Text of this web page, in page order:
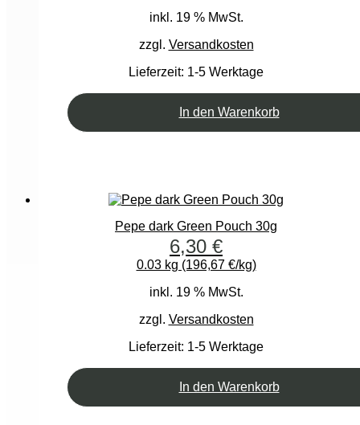
inkl. 19 % MwSt.
zzgl. Versandkosten
Lieferzeit: 1-5 Werktage
In den Warenkorb
Pepe dark Green Pouch 30g
6,30 €
0.03 kg (196,67 €/kg)
inkl. 19 % MwSt.
zzgl. Versandkosten
Lieferzeit: 1-5 Werktage
In den Warenkorb